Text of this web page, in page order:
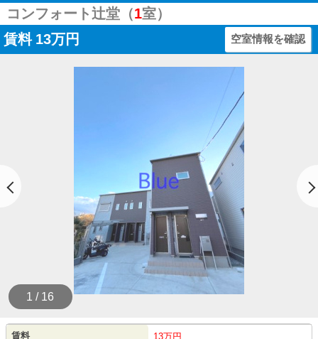
コンフォート辻堂（1室）
賃料 13万円 空室情報を確認
1 / 16
賃料 13万円